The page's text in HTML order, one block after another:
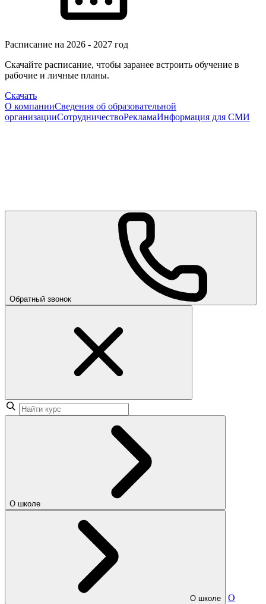
Расписание на 2026 - 2027 год
Скачайте расписание, чтобы заранее встроить обучение в
рабочие и личные планы.
Скачать
О компанииСведения об образовательной
организацииСотрудничествоРекламаИнформация для СМИ
Обратный звонок
О школе
О школе
О